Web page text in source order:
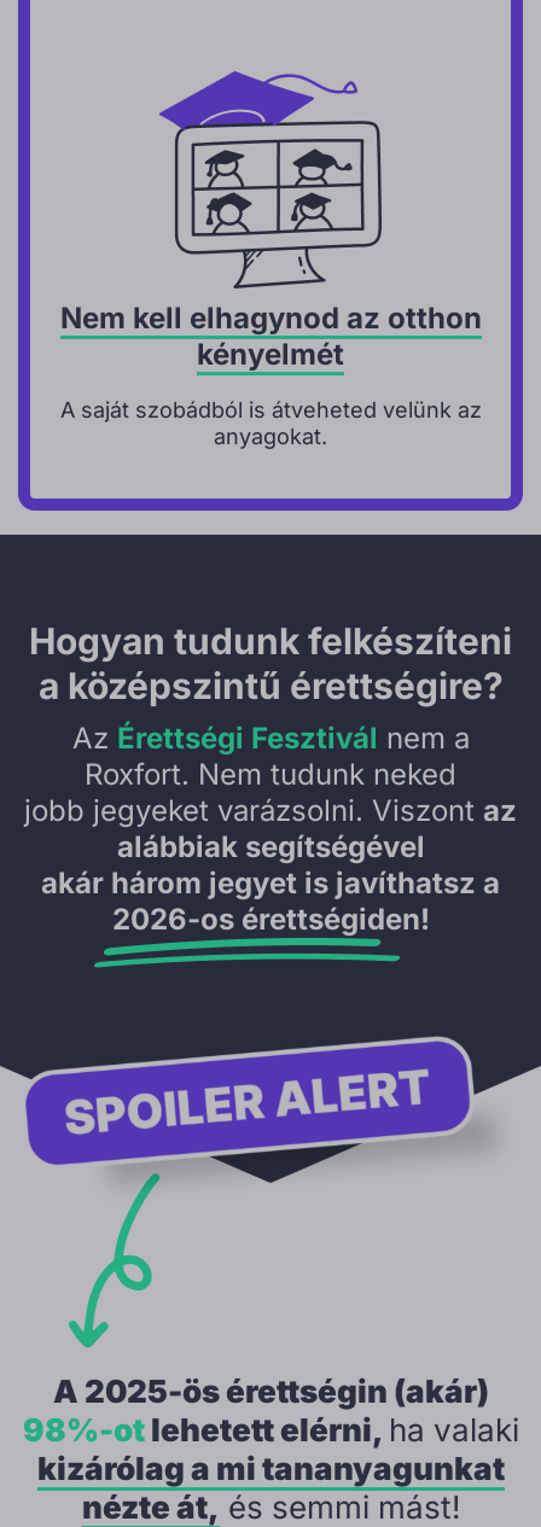
Nem kell elhagynod az otthon
kényelmét
A saját szobádból is átveheted velünk az
anyagokat.
Hogyan tudunkfelkészíteni
a középszintű érettségire?
Az Érettségi Fesztivál nem a
Roxfort. Nem tudunk neked
jobb jegyeket varázsolni. Viszont az
alábbiak segítségével
akár három jegyet is javíthatsz a
2026-os érettségiden!
A 2025-ös érettségin (akár)
98%-otlehetett elérni, ha valaki
kizárólag a mi tananyagunkat
nézte át, és semmi mást!